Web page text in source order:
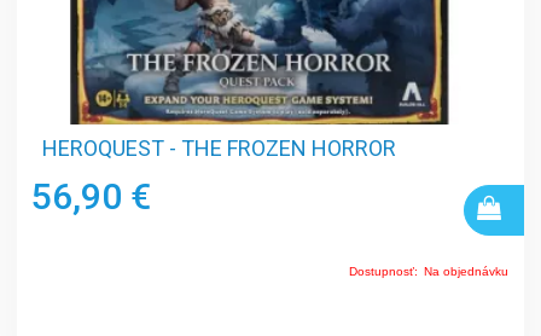
HEROQUEST - THE FROZEN HORROR
56,90 €
Dostupnosť: Na objednávku